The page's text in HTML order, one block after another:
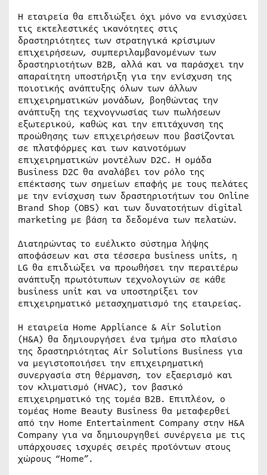
Η εταιρεία θα επιδιώξει όχι μόνο να ενισχύσει
τις εκτελεστικές ικανότητες στις
δραστηριότητες των στρατηγικά κρίσιμων
επιχειρήσεων, συμπεριλαμβανομένων των
δραστηριοτήτων B2B, αλλά και να παράσχει την
απαραίτητη υποστήριξη για την ενίσχυση της
ποιοτικής ανάπτυξης όλων των άλλων
επιχειρηματικών μονάδων, βοηθώντας την
ανάπτυξη της τεχνογνωσίας των πωλήσεων
εξωτερικού, καθώς και την επιτάχυνση της
προώθησης των επιχειρήσεων που βασίζονται
σε πλατφόρμες και των καινοτόμων
επιχειρηματικών μοντέλων D2C. Η ομάδα
Business D2C θα αναλάβει τον ρόλο της
επέκτασης των σημείων επαφής με τους πελάτες
με την ενίσχυση των δραστηριοτήτων του Online
Brand Shop (OBS) και των δυνατοτήτων digital
marketing με βάση τα δεδομένα των πελατών.
Διατηρώντας το ευέλικτο σύστημα λήψης
αποφάσεων και στα τέσσερα business units, η
LG θα επιδιώξει να προωθήσει την περαιτέρω
ανάπτυξη πρωτότυπων τεχνολογιών σε κάθε
business unit και να υποστηρίξει τον
επιχειρηματικό μετασχηματισμό της εταιρείας.
Η εταιρεία Home Appliance & Air Solution
(H&A) θα δημιουργήσει ένα τμήμα στο πλαίσιο
της δραστηριότητας Air Solutions Business για
να μεγιστοποιήσει την επιχειρηματική
συνεργασία στη θέρμανση, τον εξαερισμό και
τον κλιματισμό (HVAC), τον βασικό
επιχειρηματικό της τομέα B2B. Επιπλέον, ο
τομέας Home Beauty Business θα μεταφερθεί
από την Home Entertainment Company στην H&A
Company για να δημιουργηθεί συνέργεια με τις
υπάρχουσες ισχυρές σειρές προϊόντων στους
χώρους “Home”.